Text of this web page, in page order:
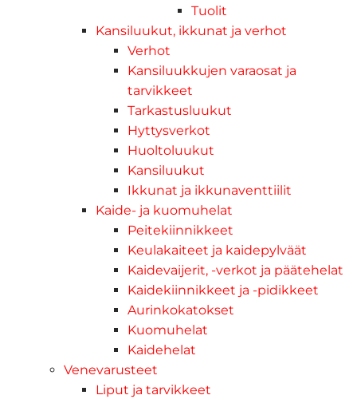
Tuolit
Kansiluukut, ikkunat ja verhot
Verhot
Kansiluukkujen varaosat ja
tarvikkeet
Tarkastusluukut
Hyttysverkot
Huoltoluukut
Kansiluukut
Ikkunat ja ikkunaventtiilit
Kaide- ja kuomuhelat
Peitekiinnikkeet
Keulakaiteet ja kaidepylväät
Kaidevaijerit, -verkot ja päätehelat
Kaidekiinnikkeet ja -pidikkeet
Aurinkokatokset
Kuomuhelat
Kaidehelat
Venevarusteet
Liput ja tarvikkeet